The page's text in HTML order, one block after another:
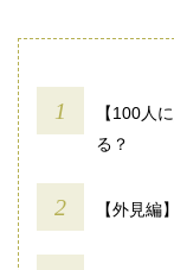
【100人
る？
【外見編